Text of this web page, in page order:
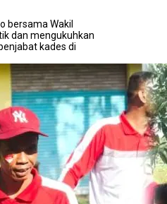
bersama Wakil
dan mengukuhkan
kades di